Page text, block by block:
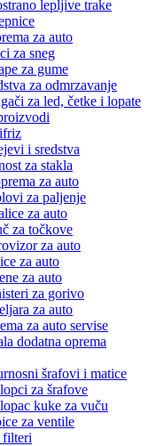
lepljive trake
za auto
za sneg
za gume
za odmrzavanje
za led, četke i lopate
i sredstva
za stakla
za auto
za paljenje
za auto
za točkove
za auto
za auto
za auto
za gorivo
za auto
za auto servise
dodatna oprema
šrafovi i matice
za šrafove
kuke za vuču
za ventile